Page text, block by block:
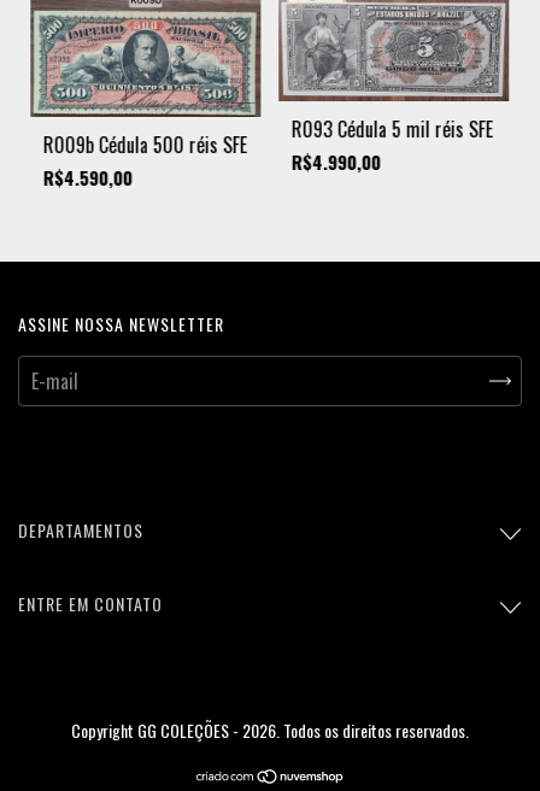
R009b Cédula 500 réis SFE
R$4.590,00
R093 Cédula 5 mil réis SFE
R$4.990,00
ASSINE NOSSA NEWSLETTER
DEPARTAMENTOS
ENTRE EM CONTATO
Copyright GG COLEÇÕES - 2026. Todos os direitos reservados.